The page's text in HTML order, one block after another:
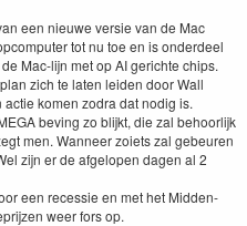
een nieuwe versie van de Mac
tot nu toe en is onderdeel
Mac-lijn met op AI gerichte chips.
zich te laten leiden door Wall
komen zodra dat nodig is.
beving zo blijkt, die zal behoorlijk
men. Wanneer zoiets zal gebeuren
zijn er de afgelopen dagen al 2
een recessie en met het Midden-
weer fors op.